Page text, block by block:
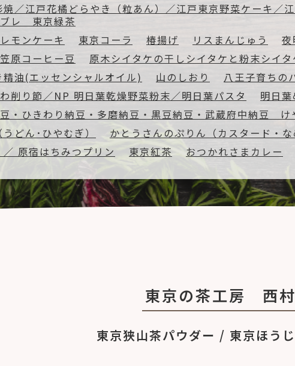
／江戸花橘どらやき（粒あん）／江戸東京野菜ケーキ／
レ 東京緑茶
モンケーキ
東京コーラ 椿揚げ リスまんじゅう 夜
原コーヒー豆
原木シイタケの干しシイタケと粉末シイタ
油(エッセンシャルオイル)
山のしおり
八王子育ちの
削り節／NP 明日葉乾燥野菜粉末／明日葉パスタ
明日
・ひきわり納豆・多磨納豆・黒豆納豆・武蔵府中納豆 け
どん･ひやむぎ）
かとうさんのぷりん（カスタード・な
原宿はちみつプリン
東京紅茶 おつかれさまカレー
東京の茶工房 西
東京狭山茶パウダー / 東京ほう